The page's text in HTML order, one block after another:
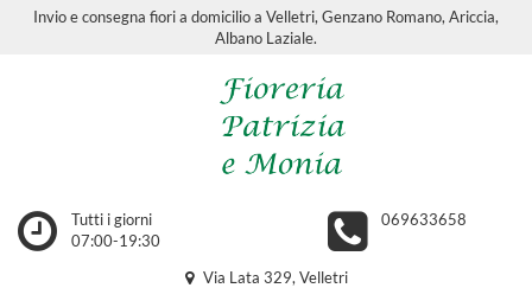
Invio e consegna fiori a domicilio a Velletri, Genzano Romano, Ariccia,
Albano Laziale.
Tutti i giorni
07:00-19:30
069633658
Via Lata 329, Velletri